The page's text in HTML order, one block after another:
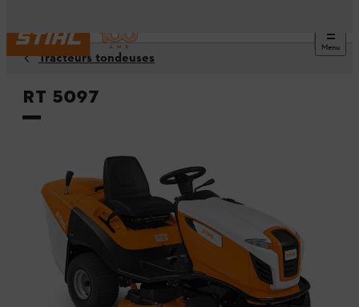
Menu
Tracteurs tondeuses
RT 5097